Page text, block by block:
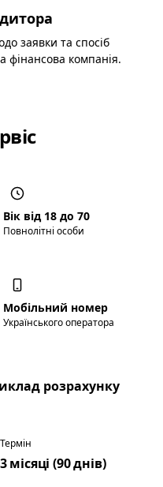
заявки та спосіб
фінансова компанія.
Вік від 18 до 70
Повнолітні особи
Мобільний номер
Українського оператора
розрахунку
Термін
3 місяці (90 днів)